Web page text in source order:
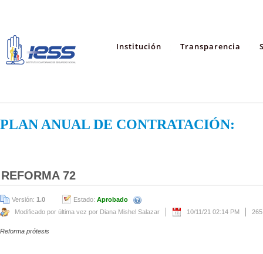
Institución Transparencia
PLAN ANUAL DE CONTRATACIÓN:
REFORMA 72
Versión: 1.0 Estado: Aprobado
Modificado por última vez por Diana Mishel Salazar
10/11/21 02:14 PM
Reforma prótesis